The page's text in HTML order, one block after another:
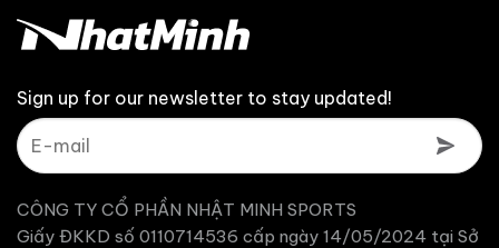
Sign up for our newsletter to stay updated!
CÔNG TY CỔ PHẦN NHẬT MINH SPORTS
Giấy ĐKKD số 0110714536 cấp ngày 14/05/2024 tại Sở